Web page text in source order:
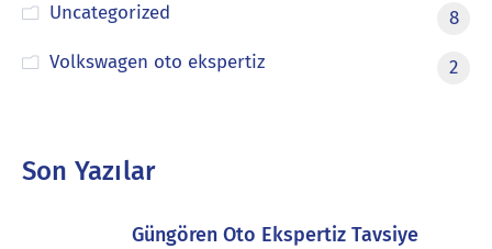
Uncategorized
8
Volkswagen oto ekspertiz
2
Son Yazılar
Güngören Oto Ekspertiz Tavsiye